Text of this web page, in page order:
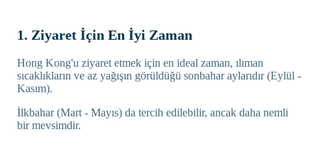
1. Ziyaret İçin En İyi Zaman
Hong Kong'u ziyaret etmek için en ideal zaman, ılıman
sıcaklıkların ve az yağışın görüldüğü sonbahar aylarıdır (Eylül -
Kasım).
İlkbahar (Mart - Mayıs) da tercih edilebilir, ancak daha nemli
bir mevsimdir.